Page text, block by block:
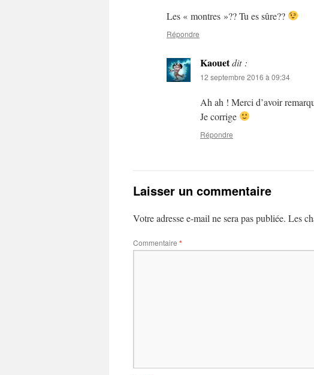
Les « montres »?? Tu es sûre??
Répondre
Kaouetdit :
12 septembre 2016 à 09:34
Ah ah ! Merci d’avoir
Je corrige
Répondre
Laisser un commentaire
Votre adresse e-mail ne sera pas publiée. Les
Commentaire *